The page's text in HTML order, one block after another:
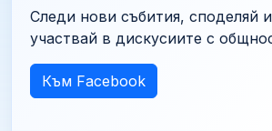
Следи нови събития, споделяй
участвай в дискусиите с
Към Facebook